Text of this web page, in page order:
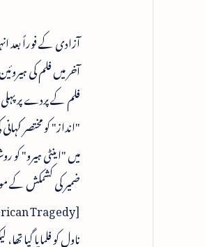
آزادی کے فوراً بعد
آخر میں فلم کی
فلم کے پردے پر
"انداز" کو مختصر
میں "اینٹی ہیرو" کو
ضمیر کی کشمکش کے